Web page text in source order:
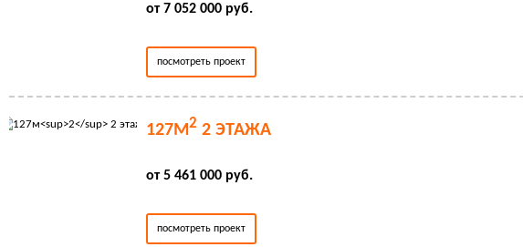
от 7 052 000 руб.
посмотреть проект
127М2 2 ЭТАЖА
от 5 461 000 руб.
посмотреть проект